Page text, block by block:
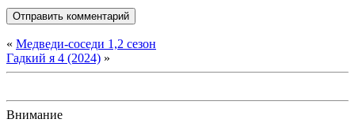
« Медведи-соседи 1,2 сезон
Гадкий я 4 (2024) »
Внимание